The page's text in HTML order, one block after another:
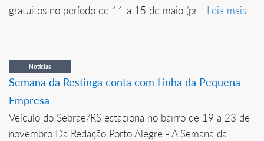
gratuitos no período de 11 a 15 de maio (pr... Leia mais
Notícias
Semana da Restinga conta com Linha da Pequena
Empresa
Veículo do Sebrae/RS estaciona no bairro de 19 a 23 de
novembro Da Redação Porto Alegre - A Semana da